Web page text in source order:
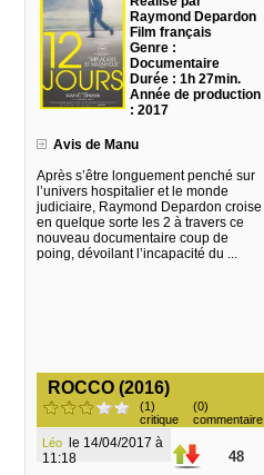
Raymond Depardon
Film français
Genre :
Documentaire
Durée : 1h 27min.
Année de production
: 2017
Avis de Manu
Après s’être longuement penché sur
l’univers hospitalier et le monde
judiciaire, Raymond Depardon croise
en quelque sorte les 2 à travers ce
nouveau documentaire coup de
poing, dévoilant l’incapacité du ...
ROCCO (2016)
(1)
critique
(0)
commentaire
Léo
11:18
48